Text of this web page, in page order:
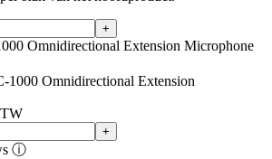
+
Omnidirectional Extension Microphone
+
ⓘ